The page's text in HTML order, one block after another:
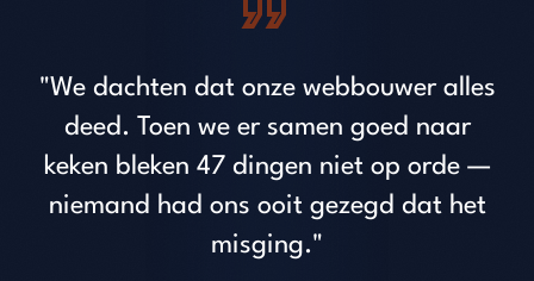
"We dachten dat onze webbouwer alles
deed. Toen we er samen goed naar
keken bleken 47 dingen niet op orde —
niemand had ons ooit gezegd dat het
misging."